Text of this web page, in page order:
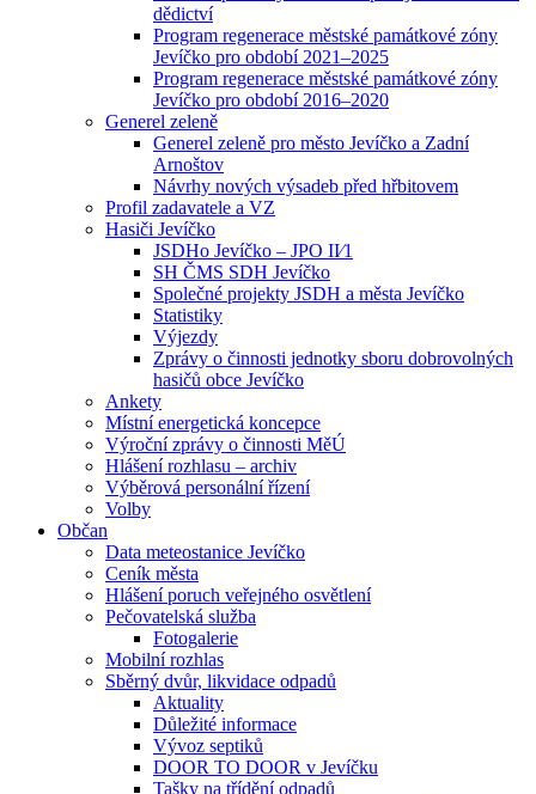
dědictví
Program regenerace městské památkové zóny
Jevíčko pro období 2021–2025
Program regenerace městské památkové zóny
Jevíčko pro období 2016–2020
Generel zeleně
Generel zeleně pro město Jevíčko a Zadní
Arnoštov
Návrhy nových výsadeb před hřbitovem
Profil zadavatele a VZ
Hasiči Jevíčko
JSDHo Jevíčko – JPO II⁄1
SH ČMS SDH Jevíčko
Společné projekty JSDH a města Jevíčko
Statistiky
Výjezdy
Zprávy o činnosti jednotky sboru dobrovolných
hasičů obce Jevíčko
Ankety
Místní energetická koncepce
Výroční zprávy o činnosti MěÚ
Hlášení rozhlasu – archiv
Výběrová personální řízení
Volby
Občan
Data meteostanice Jevíčko
Ceník města
Hlášení poruch veřejného osvětlení
Pečovatelská služba
Fotogalerie
Mobilní rozhlas
Sběrný dvůr, likvidace odpadů
Aktuality
Důležité informace
Vývoz septiků
DOOR TO DOOR v Jevíčku
Tašky na třídění odpadů